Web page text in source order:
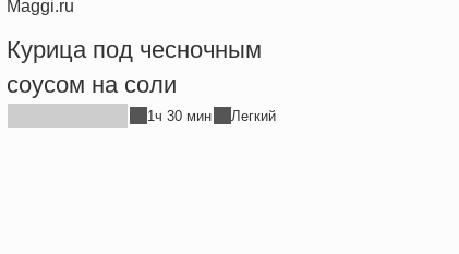
Курица под чесночным
соусом на соли
1ч 30 мин Легкий
страница